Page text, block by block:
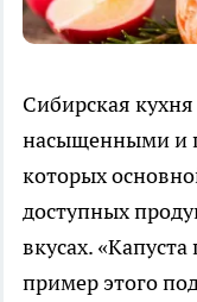
Сибирская
насыщенными и
которых
доступных
вкусах.
пример этого